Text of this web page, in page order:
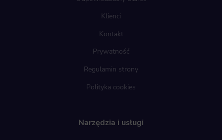
Klienci
Kontakt
Prywatność
Regulamin strony
Polityka cookies
Narzędzia i usługi